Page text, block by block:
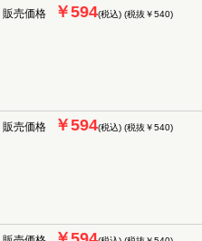
販売価格 ￥594(税込) (税抜￥540)
販売価格 ￥594(税込) (税抜￥540)